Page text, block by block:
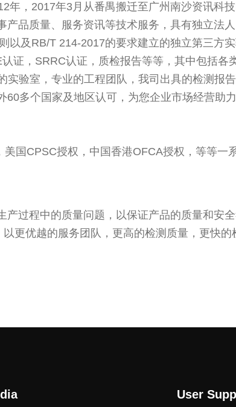
年，2017年3月从番禺搬迁至广州南沙资讯科
品质量、服务资讯等技术服务，具有独立法
以及RB/T 214-2017的要求建立的独立第三方
证，SRRC认证，质检报告等等，其中包括各
验室，专业的工程团队，我司出具的检测报
多个国家及地区认可，为您企业市场经营助力
国CPSC授权，中国香港OFCA授权，等等一
过程中的质量问题，以保证产品的质量和安
更优越的服务团队，更高的检测质量，更快的
User